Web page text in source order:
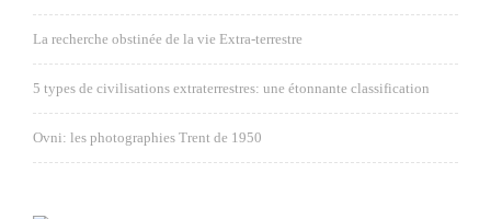
La recherche obstinée de la vie Extra-terrestre
5 types de civilisations extraterrestres: une étonnante classification
Ovni: les photographies Trent de 1950